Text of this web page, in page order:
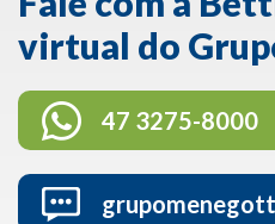
virtual do
47 3275-8000